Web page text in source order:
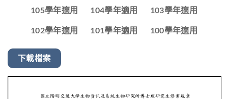
105學年適用 104學年適用 103學年適用
102學年適用 101學年適用 100學年適用
下載檔案